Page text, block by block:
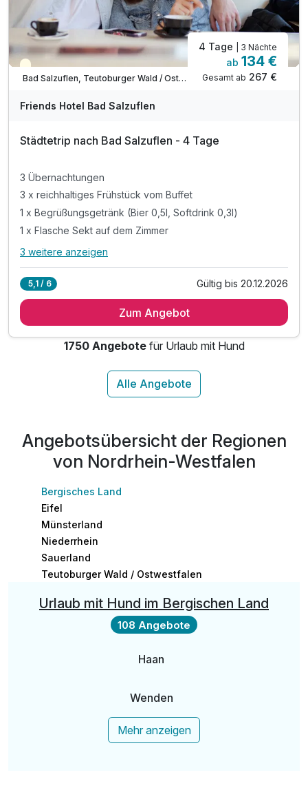
Teilweise ausgelastet
Bad Salzuflen, Teutoburger Wald / Ostwestfalen
4 Tage | 3 Nächte
ab 134 €
Gesamt ab 267 €
Friends Hotel Bad Salzuflen
Städtetrip nach Bad Salzuflen - 4 Tage
3 Übernachtungen
3 x reichhaltiges Frühstück vom Buffet
1 x Begrüßungsgetränk (Bier 0,5l, Softdrink 0,3l)
1 x Flasche Sekt auf dem Zimmer
Alle Inklusivleistungen
3 x reichhaltiges Frühstück vom Buffet
1 x Flasche Sekt auf dem Zimmer
inkl. Stadtplan mit allen Sehenswürdigkeiten
3 weitere anzeigen
5,1 / 6 Gültig bis 20.12.2026
Zum Angebot
1750 Angebotefür Urlaub mit Hund
Angebotsübersicht der Regionen
von Nordrhein-Westfalen
Bergisches Land
Eifel
Münsterland
Niederrhein
Sauerland
Teutoburger Wald / Ostwestfalen
Urlaub mit Hund im Bergischen Land
108 Angebote
Haan
Wenden
Mehr anzeigen